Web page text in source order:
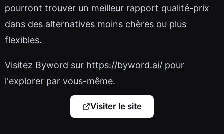
pourront trouver un meilleur rapport qualité-prix
dans des alternatives moins chères ou plus
flexibles.
Visitez Byword sur https://byword.ai/ pour
l'explorer par vous-même.
Visiter le site